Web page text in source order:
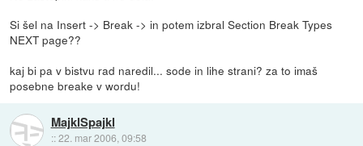
Si šel na Insert -> Break -> in potem izbral Section Break Types
NEXT page??
kaj bi pa v bistvu rad naredil... sode in lihe strani? za to imaš
posebne breake v wordu!
MajklSpajkl
::22. mar 2006, 09:58